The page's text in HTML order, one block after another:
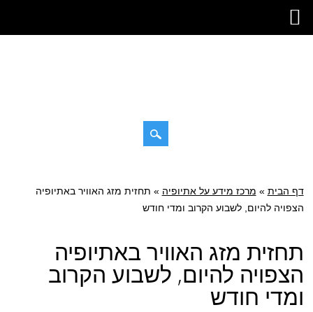
לתוכן
דף הבית » מרכז מידע על אתיופיה » תחזית מזג האוויר באתיופיה
הצפויה להיום, לשבוע הקרוב ומדי חודש
תחזית מזג האוויר באתיופיה
הצפויה להיום, לשבוע הקרוב
ומדי חודש